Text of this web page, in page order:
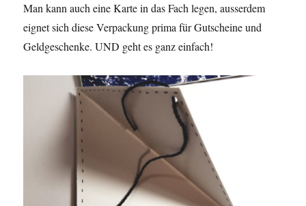
Man kann auch eine Karte in das Fach legen, ausserdem
eignet sich diese Verpackung prima für Gutscheine und
Geldgeschenke. UND geht es ganz einfach!